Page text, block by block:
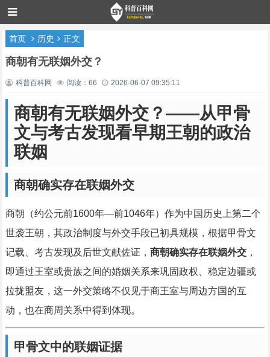
首页 历史 正文
商朝有无联姻外交？
科普百科网 阅读：66 2026-06-07 09:35:11
商朝有无联姻外交？——从甲骨
文与考古发现看早期王朝的政治
联姻
商朝确实存在联姻外交
商朝（约公元前1600年—前1046年）作为中国历史上第二个
世袭王朝，其政治制度与外交手段已初具规模，根据甲骨文
记载、考古发现及后世文献佐证， 商朝确实存在联姻外交，
即通过王室或贵族之间的婚姻关系来巩固政权、稳定边疆或
拉拢盟友，这一外交策略不仅见于商王室与周边方国的互
动，也在商周关系中得到体现。
甲骨文中的联姻证据